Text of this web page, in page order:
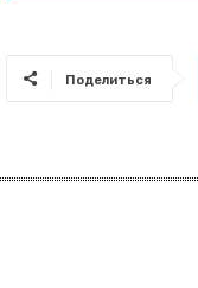
Поделиться